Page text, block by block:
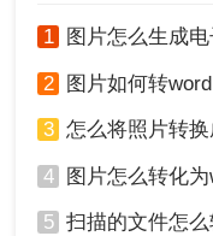
1 图片怎么生成
2 图片如何转
3 怎么将照片转换
4 图片怎么转化
5 扫描的文件怎么